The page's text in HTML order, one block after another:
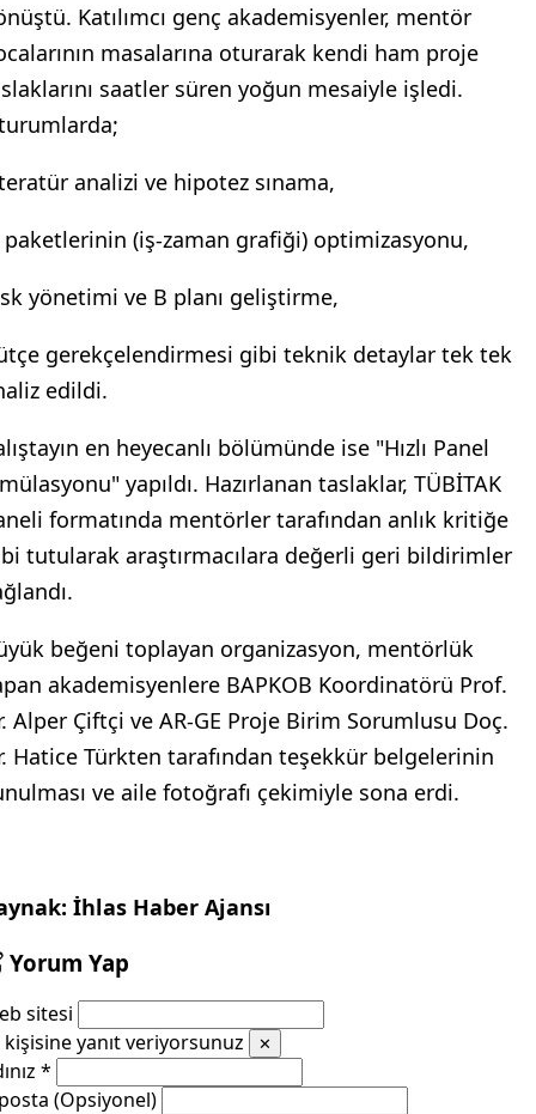
Katılımcı genç akademisyenler, mentör
masalarına oturarak kendi ham proje
saatler süren yoğun mesaiyle işledi.
analizi ve hipotez sınama,
paketlerinin (iş-zaman grafiği) optimizasyonu,
yönetimi ve B planı geliştirme,
gerekçelendirmesi gibi teknik detaylar tek tek
edildi.
en heyecanlı bölümünde ise "Hızlı Panel
yapıldı. Hazırlanan taslaklar, TÜBİTAK
formatında mentörler tarafından anlık kritiğe
tutularak araştırmacılara değerli geri bildirimler
beğeni toplayan organizasyon, mentörlük
akademisyenlere BAPKOB Koordinatörü Prof.
Alper Çiftçi ve AR-GE Proje Birim Sorumlusu Doç.
Hatice Türkten tarafından teşekkür belgelerinin
ve aile fotoğrafı çekimiyle sona erdi.
İhlas Haber Ajansı
Yorum Yap
sitesi
kişisine yanıt veriyorsunuz
✕
*
(Opsiyonel)